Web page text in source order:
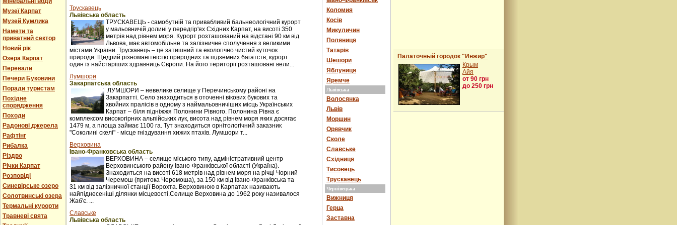
Музеї Карпат
Музей Кумлика
Намети та
приватний сектор
Новий рік
Озера Карпат
Перевали
Печери Буковини
Поради туристам
Похідне
спорядження
Походи
Радонові джерела
Рафтінг
Рибалка
Різдво
Річки Карпат
Розповіді
Синевірське озеро
Солотвинські озера
Термальні курорти
Травневі свята
Трускавець
Львівська область
ТРУСКАВЕЦЬ - самобутній та привабливий бальнеологічний курорт
у мальовничій долині у передгір'ях Східних Карпат, на висоті 350
метрів над рівнем моря. Курорт розташований на відстані 90 км від
Львова, має автомобільне та залізничне сполучення з великими
містами України. Трускавець – це затишний та екологічно чистий куточок
природи. Щедрий різноманітністю природних та підземних багатств, курорт
один із найстаріших здравниць Європи. На його території розташовані вели...
Лумшори
Закарпатська область
ЛУМШОРИ – невелике селище у Перечинському районі на
Закарпатті. Село знаходиться в оточенні вікових букових та
хвойних пралісів в одному з наймальовничіших місць Українських
Карпат – біля підніжжя Полонини Рівного. Полонина Рівна є
комплексом високогірних альпійських лук, висота над рівнем моря яких досягає
1479 м, а площа займає 1100 га. Тут знаходиться орнітологічний заказник
"Соколині скелі" - місце гніздування хижих птахів. Лумшори т...
Верховина
Івано-Франковська область
ВЕРХОВИНА – селище міського типу, адміністративний центр
Верховинського району Івано-Франківської області (Україна).
Знаходиться на висоті 618 метрів над рівнем моря на річці Чорний
Черемош (притока Черемоша), за 150 км від Івано-Франківська та
31 км від залізничної станції Ворохта. Верховиною в Карпатах називають
найпіднесеніші ділянки місцевості.Селище Верховина до 1962 року називалося
Жаб'є. ...
Славське
Львівська область
Коломия
Косів
Микуличин
Поляниця
Татарів
Шешори
Яблуниця
Яремче
Львівська
Волосянка
Львів
Моршин
Орявчик
Сколе
Славське
Східниця
Тисовець
Трускавець
Чернівецька
Вижниця
Герца
Заставна
Палаточный городок "Инжир"
Крым
Айя
от 90 грн
до 250 грн